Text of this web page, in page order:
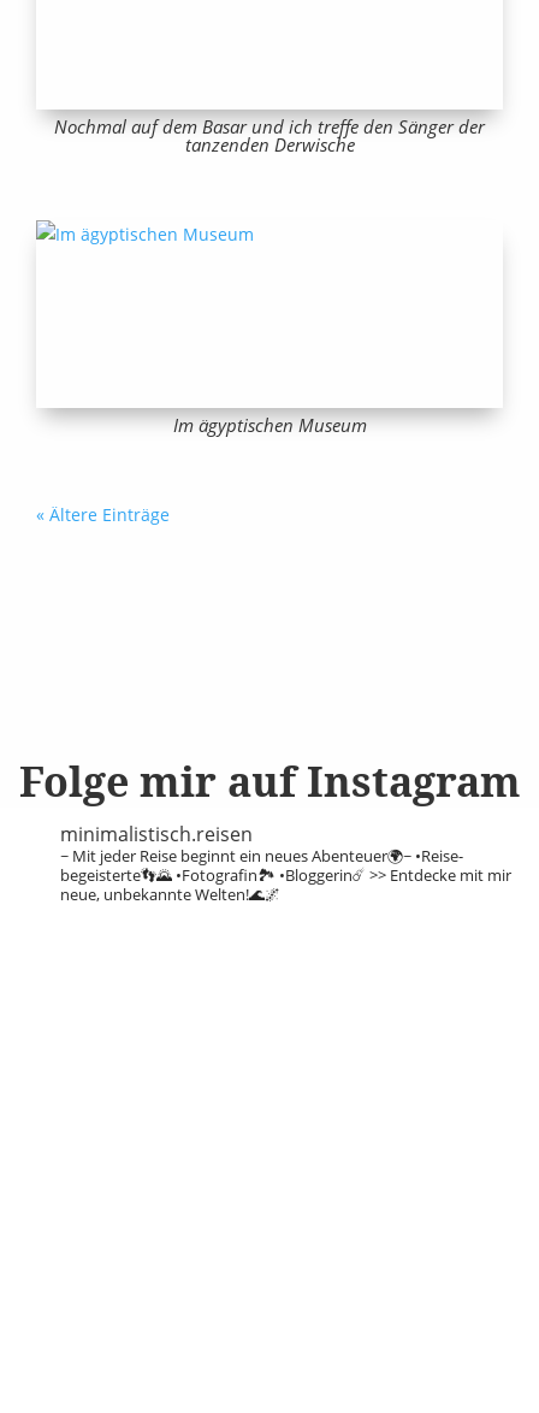
Nochmal auf dem Basar und ich treffe den Sänger der
tanzenden Derwische
Im ägyptischen Museum
« Ältere Einträge
Folge mir auf Instagram
minimalistisch.reisen
~ Mit jeder Reise beginnt ein neues Abenteuer🌍~ •Reise-
begeisterte👣🌄 •Fotografin🏞️ •Bloggerin☄️ >> Entdecke mit mir
neue, unbekannte Welten!🌊🌌